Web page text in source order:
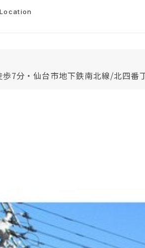
Location
7分・仙台市地下鉄南北線/北四